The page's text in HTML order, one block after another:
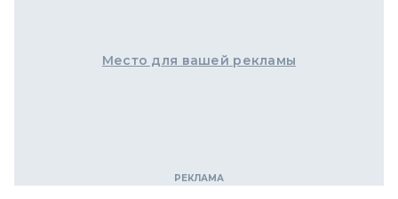
Место для вашей рекламы